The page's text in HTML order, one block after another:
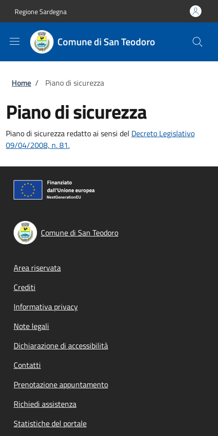
Regione Sardegna
Comune di San Teodoro
Briciole di pane
Home / Piano di sicurezza
Piano di sicurezza
Piano di sicurezza redatto ai sensi del Decreto Legislativo
09/04/2008, n. 81.
Comune di San Teodoro
Footer menu
Area riservata
Crediti
Informativa privacy
Note legali
Dichiarazione di accessibilità
Contatti
Prenotazione appuntamento
Richiedi assistenza
Statistiche del portale